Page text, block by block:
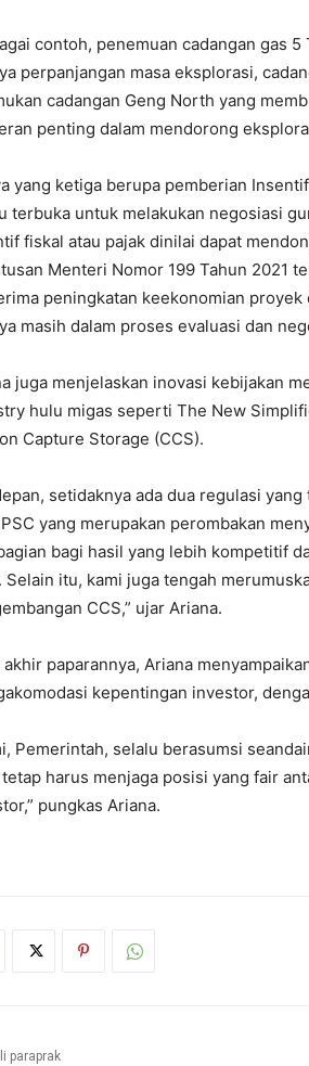
contoh, penemuan cadangan gas
perpanjangan masa eksplorasi,
cadangan Geng North yang
penting dalam mendorong
yang ketiga berupa pemberian
terbuka untuk melakukan negosiasi
fiskal atau pajak dinilai dapat
Menteri Nomor 199 Tahun 2021
peningkatan keekonomian
masih dalam proses evaluasi dan
juga menjelaskan inovasi kebijakan
hulu migas seperti The New
Capture Storage (CCS).
setidaknya ada dua regulasi
yang merupakan perombakan
bagi hasil yang lebih kompetitif
Selain itu, kami juga tengah
CCS,” ujar Ariana.
akhir paparannya, Ariana
kepentingan investor,
Pemerintah, selalu berasumsi
harus menjaga posisi yang fair
pungkas Ariana.
paraprak